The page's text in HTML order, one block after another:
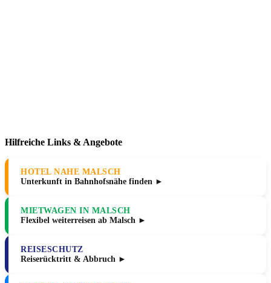
Hilfreiche Links & Angebote
HOTEL NAHE MALSCH
Unterkunft in Bahnhofsnähe finden ►
MIETWAGEN IN MALSCH
Flexibel weiterreisen ab Malsch ►
REISESCHUTZ
Reiserücktritt & Abbruch ►